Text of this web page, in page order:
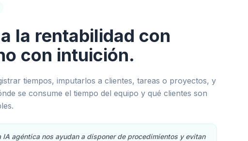
la rentabilidad con
con intuición.
tiempos, imputarlos a clientes, tareas o proyectos, y
se consume el tiempo del equipo y qué clientes son
IA agéntica nos ayudan a disponer de procedimientos y evitan